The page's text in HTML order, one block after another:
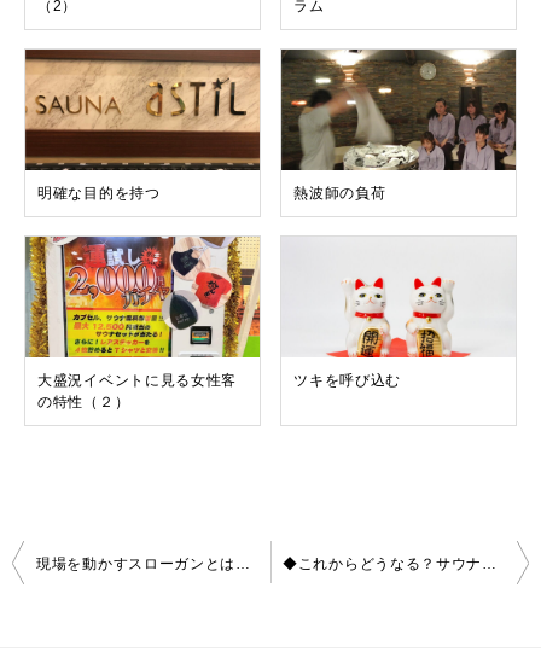
（2）
ラム
明確な目的を持つ 熱波師の負荷
大盛況イベントに見る女性客
の特性（２）
ツキを呼び込む
投
稿
現場を動かすスローガンとは何か ◆これからどうなる？サウナの新規開業